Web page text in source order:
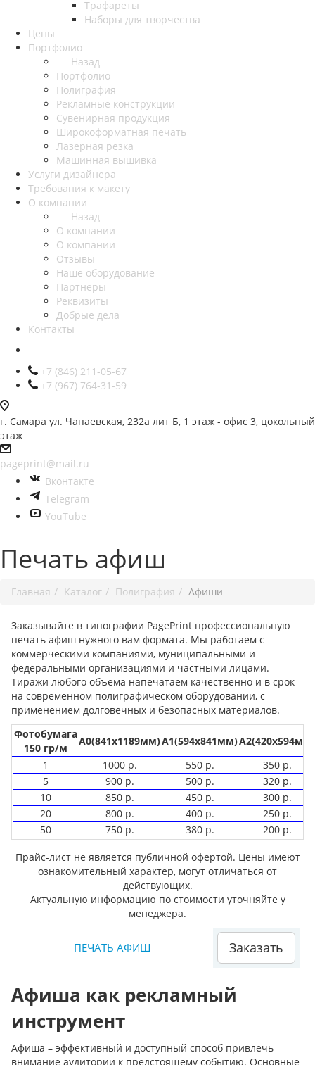
Трафареты
Наборы для творчества
Цены
Портфолио
Назад
Портфолио
Полиграфия
Рекламные конструкции
Сувенирная продукция
Широкоформатная печать
Лазерная резка
Машинная вышивка
Услуги дизайнера
Требования к макету
О компании
Назад
О компании
О компании
Отзывы
Наше оборудование
Партнеры
Реквизиты
Добрые дела
Контакты
+7 (846) 211-05-67
+7 (967) 764-31-59
г. Самара ул. Чапаевская, 232а лит Б, 1 этаж - офис 3, цокольный
этаж
pageprint@mail.ru
Вконтакте
Telegram
YouTube
Печать афиш
Главная Каталог Полиграфия Афиши
Заказывайте в типографии PagePrint профессиональную
печать афиш нужного вам формата. Мы работаем с
коммерческими компаниями, муниципальными и
федеральными организациями и частными лицами.
Тиражи любого объема напечатаем качественно и в срок
на современном полиграфическом оборудовании, с
применением долговечных и безопасных материалов.
Фотобумага
150 гр/м
А0(841х1189мм)А1(594х841мм)А2(420х594мм)
1
1000 р. 550 р.
350 р.
5
900 р. 500 р.
320 р.
10
850 р. 450 р.
300 р.
20
800 р. 400 р.
250 р.
50
750 р. 380 р. 200 р.
Прайс-лист не является публичной офертой. Цены имеют
ознакомительный характер, могут отличаться от
действующих.
Актуальную информацию по стоимости уточняйте у
менеджера.
ПЕЧАТЬ АФИШ Заказать
Афиша как рекламный
инструмент
Афиша – эффективный и доступный способ привлечь
внимание аудитории к предстоящему событию. Основные